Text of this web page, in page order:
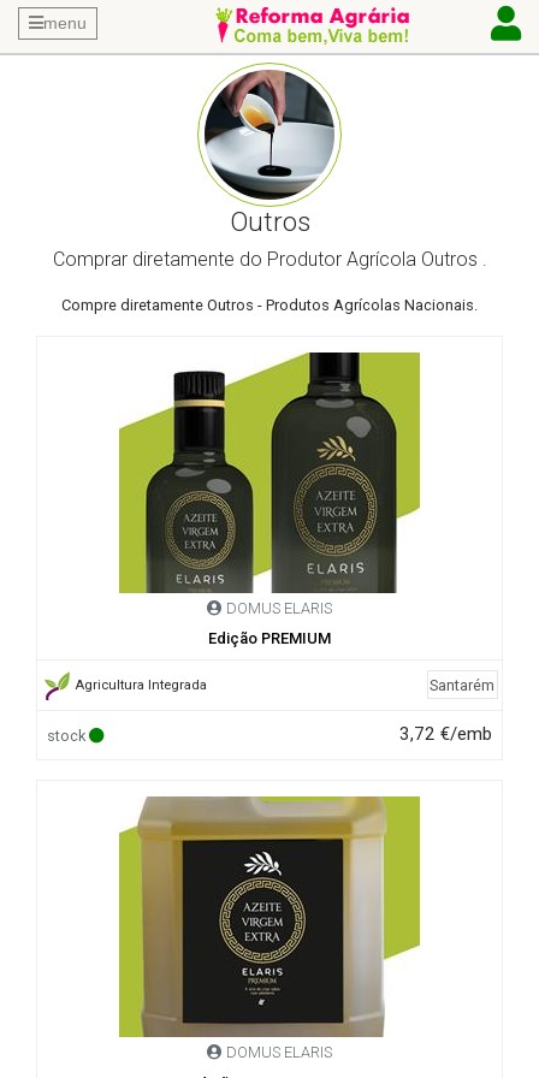
menu
Outros
Comprar diretamente do Produtor Agrícola Outros .
Compre diretamente Outros - Produtos Agrícolas Nacionais.
DOMUS ELARIS
Edição PREMIUM
Agricultura Integrada Santarém
stock 3,72 €/emb
DOMUS ELARIS